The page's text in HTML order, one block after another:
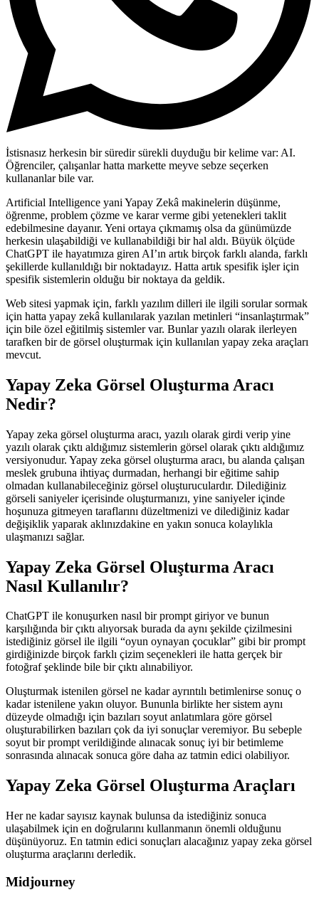
İstisnasız herkesin bir süredir sürekli duyduğu bir kelime var: AI.
Öğrenciler, çalışanlar hatta markette meyve sebze seçerken
kullananlar bile var.
Artificial Intelligence yani Yapay Zekâ makinelerin düşünme,
öğrenme, problem çözme ve karar verme gibi yetenekleri taklit
edebilmesine dayanır. Yeni ortaya çıkmamış olsa da günümüzde
herkesin ulaşabildiği ve kullanabildiği bir hal aldı. Büyük ölçüde
ChatGPT ile hayatımıza giren AI’ın artık birçok farklı alanda, farklı
şekillerde kullanıldığı bir noktadayız. Hatta artık spesifik işler için
spesifik sistemlerin olduğu bir noktaya da geldik.
Web sitesi yapmak için, farklı yazılım dilleri ile ilgili sorular sormak
için hatta yapay zekâ kullanılarak yazılan metinleri “insanlaştırmak”
için bile özel eğitilmiş sistemler var. Bunlar yazılı olarak ilerleyen
tarafken bir de görsel oluşturmak için kullanılan yapay zeka araçları
mevcut.
Yapay Zeka Görsel Oluşturma Aracı
Nedir?
Yapay zeka görsel oluşturma aracı, yazılı olarak girdi verip yine
yazılı olarak çıktı aldığımız sistemlerin görsel olarak çıktı aldığımız
versiyonudur. Yapay zeka görsel oluşturma aracı, bu alanda çalışan
meslek grubuna ihtiyaç durmadan, herhangi bir eğitime sahip
olmadan kullanabileceğiniz görsel oluşturuculardır. Dilediğiniz
görseli saniyeler içerisinde oluşturmanızı, yine saniyeler içinde
hoşunuza gitmeyen taraflarını düzeltmenizi ve dilediğiniz kadar
değişiklik yaparak aklınızdakine en yakın sonuca kolaylıkla
ulaşmanızı sağlar.
Yapay Zeka Görsel Oluşturma Aracı
Nasıl Kullanılır?
ChatGPT ile konuşurken nasıl bir prompt giriyor ve bunun
karşılığında bir çıktı alıyorsak burada da aynı şekilde çizilmesini
istediğiniz görsel ile ilgili “oyun oynayan çocuklar” gibi bir prompt
girdiğinizde birçok farklı çizim seçenekleri ile hatta gerçek bir
fotoğraf şeklinde bile bir çıktı alınabiliyor.
Oluşturmak istenilen görsel ne kadar ayrıntılı betimlenirse sonuç o
kadar istenilene yakın oluyor. Bununla birlikte her sistem aynı
düzeyde olmadığı için bazıları soyut anlatımlara göre görsel
oluşturabilirken bazıları çok da iyi sonuçlar veremiyor. Bu sebeple
soyut bir prompt verildiğinde alınacak sonuç iyi bir betimleme
sonrasında alınacak sonuca göre daha az tatmin edici olabiliyor.
Yapay Zeka Görsel Oluşturma Araçları
Her ne kadar sayısız kaynak bulunsa da istediğiniz sonuca
ulaşabilmek için en doğrularını kullanmanın önemli olduğunu
düşünüyoruz. En tatmin edici sonuçları alacağınız yapay zeka görsel
oluşturma araçlarını derledik.
Midjourney